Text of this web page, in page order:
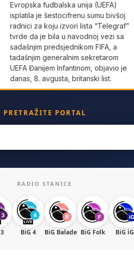
Evropska fudbalska unija (UEFA)
isplatila je šestocifrenu sumu bivšoj
radnici za koju izvori lista “Telegraf”
tvrde da je bila u navodnoj vezi sa
sadašnjim predsjednikom FIFA, a
tadašnjim generalnim sekretarom
UEFA Đanijem Infantinom, objavio je
danas, 8. avgusta, britanski list.
PRETRAŽITE PORTAL
RADIO STANICE
BiG 4 BiG Balade BiG Folk BiG iG